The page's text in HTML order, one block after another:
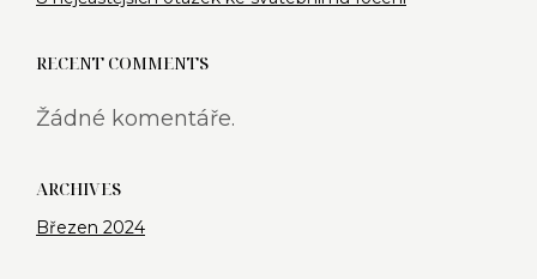
RECENT COMMENTS
Žádné komentáře.
ARCHIVES
Březen 2024